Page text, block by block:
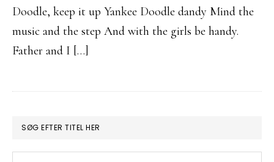
Doodle, keep it up Yankee Doodle dandy Mind the
music and the step And with the girls be handy.
Father and I […]
PRIMÆR
SIDEBAR
SØG EFTER TITEL HER